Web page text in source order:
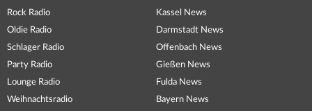
Rock Radio
Oldie Radio
Schlager Radio
Party Radio
Lounge Radio
Weihnachtsradio
Kassel News
Darmstadt News
Offenbach News
Gießen News
Fulda News
Bayern News